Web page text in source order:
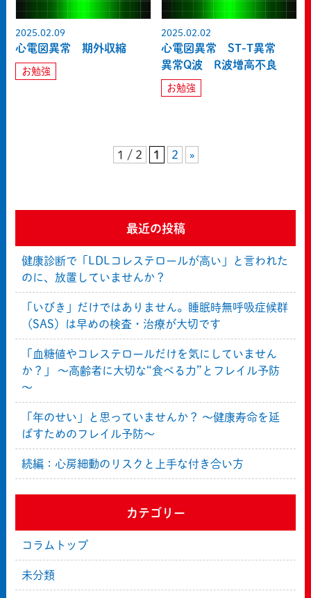
2025.02.09
心電図異常 期外収縮
お勉強
2025.02.02
心電図異常 ST-T異常
異常Q波 R波増高不良
お勉強
1 / 2 1 2 »
最近の投稿
健康診断で「LDLコレステロールが高い」と言われた
のに、放置していませんか？
「いびき」だけではありません。睡眠時無呼吸症候群
（SAS）は早めの検査・治療が大切です
「血糖値やコレステロールだけを気にしていません
か？」 ～高齢者に大切な“食べる力”とフレイル予防
～
「年のせい」と思っていませんか？ ～健康寿命を延
ばすためのフレイル予防～
続編：心房細動のリスクと上手な付き合い方
カテゴリー
コラムトップ
未分類